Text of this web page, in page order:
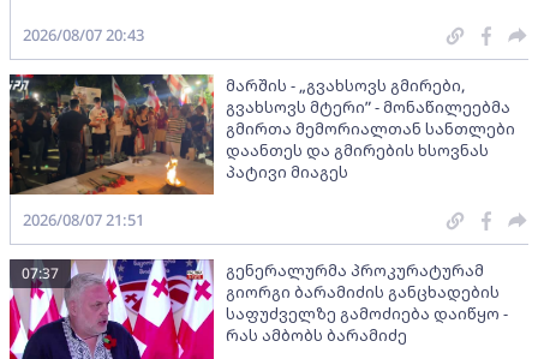
2026/08/07 20:43
მარშის - „გვახსოვს გმირები,
გვახსოვს მტერი” - მონაწილეებმა
გმირთა მემორიალთან სანთლები
დაანთეს და გმირების ხსოვნას
პატივი მიაგეს
2026/08/07 21:51
გენერალურმა პროკურატურამ
გიორგი ბარამიძის განცხადების
საფუძველზე გამოძიება დაიწყო -
რას ამბობს ბარამიძე
07:37